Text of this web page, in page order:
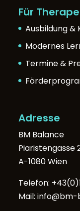
Für
Ausbildung &
Modernes
Termine &
Adresse
BM Balance
Piaristengasse
A-1080 Wien
Telefon:
Mail:info@bm-